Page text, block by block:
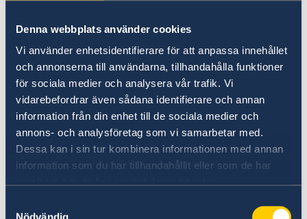
Denna webbplats använder cookies
Vi använder enhetsidentifierare för att anpassa innehållet
och annonserna till användarna, tillhandahålla funktioner
för sociala medier och analysera vår trafik. Vi
vidarebefordrar även sådana identifierare och annan
information från din enhet till de sociala medier och
annons- och analysföretag som vi samarbetar med.
Dessa kan i sin tur kombinera informationen med annan
information som du har tillhandahållit eller som de har
Nödvändig
förekommit utbrott av kolera i flera provinser.
Resenärer uppmanas att se över sitt
vaccinationsskydd innan avresa, vara noga med
handhygien samt undvika att dricka
kranvatten.
Tidvis förekommer också utbrott av kolera i de
fattigare delarna av landsbygden, främst vid